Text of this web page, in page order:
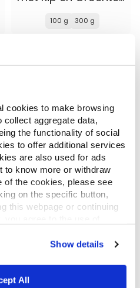
cookies to make browsing
aggregate data,
the functionality of social
to offer additional services
are also used for ads
to know more or withdraw
of the cookies, please see
on the specific button,
this webpage or continuing
Show details
All
100 g 300 g
Almo Nature Puppy
met Verse Kip XS-S
2 kg